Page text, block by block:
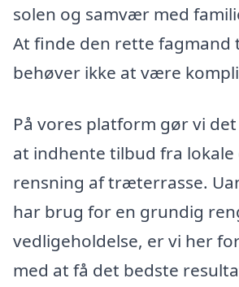
solen og samvær med
At finde den rette fagmand
behøver ikke at være
På vores platform gør vi
at indhente tilbud fra lokale
rensning af træterrasse.
har brug for en grundig
vedligeholdelse, er vi her
med at få det bedste